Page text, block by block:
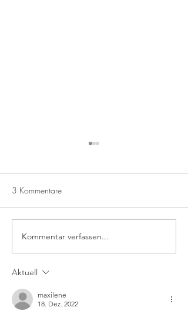
Spekulatius Likör
3 Kommentare
Kommentar verfassen...
Aktuell
maxilene
18. Dez. 2022